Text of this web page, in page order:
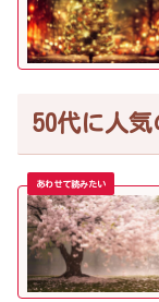
50代に人